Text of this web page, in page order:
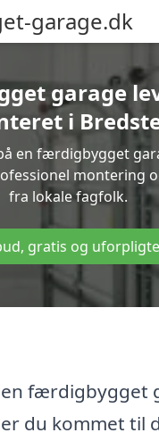
garage.dk
garage
i
en færdigbygget
montering
fra lokale fagfolk.
gratis og
færdigbygget
er du kommet til